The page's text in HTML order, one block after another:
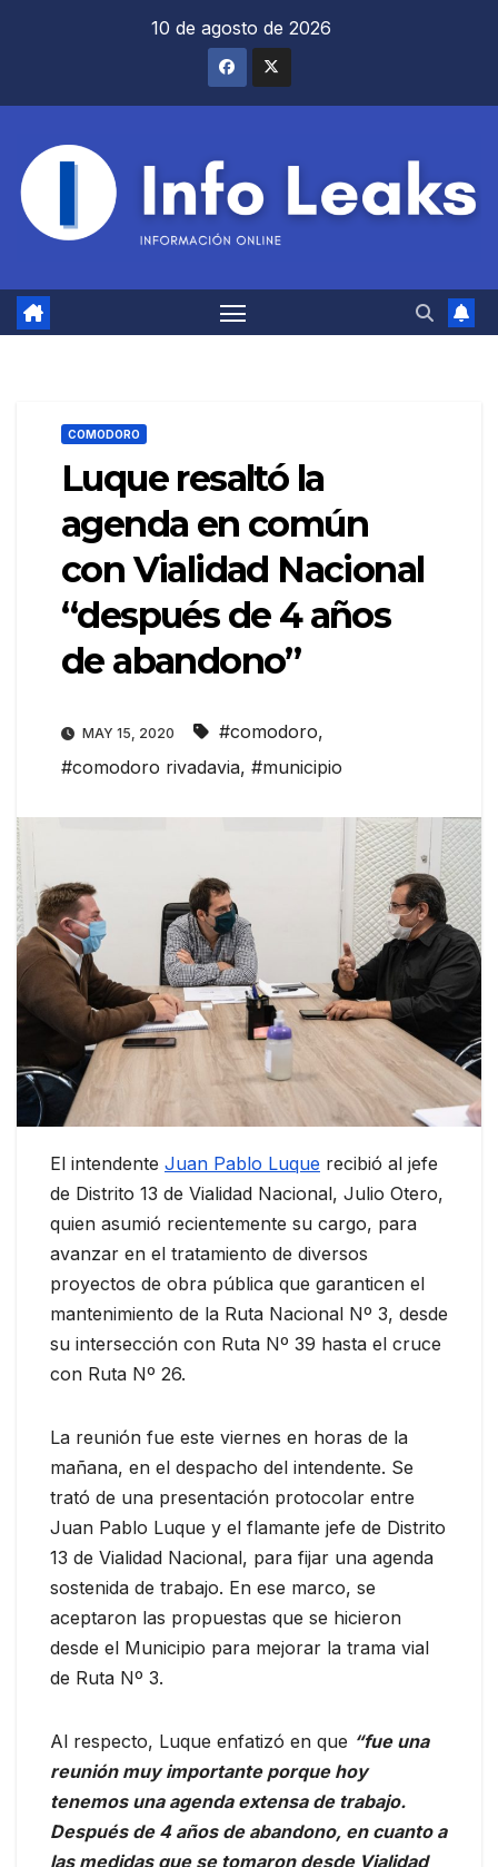
10 de agosto de 2026
COMODORO
Luque resaltó la
agenda en común
con Vialidad Nacional
“después de 4 años
de abandono”
MAY 15, 2020 #comodoro,
#comodoro rivadavia, #municipio
El intendente Juan Pablo Luque recibió al jefe
de Distrito 13 de Vialidad Nacional, Julio Otero,
quien asumió recientemente su cargo, para
avanzar en el tratamiento de diversos
proyectos de obra pública que garanticen el
mantenimiento de la Ruta Nacional Nº 3, desde
su intersección con Ruta Nº 39 hasta el cruce
con Ruta Nº 26.
La reunión fue este viernes en horas de la
mañana, en el despacho del intendente. Se
trató de una presentación protocolar entre
Juan Pablo Luque y el flamante jefe de Distrito
13 de Vialidad Nacional, para fijar una agenda
sostenida de trabajo. En ese marco, se
aceptaron las propuestas que se hicieron
desde el Municipio para mejorar la trama vial
de Ruta Nº 3.
Al respecto, Luque enfatizó en que “fue una
reunión muy importante porque hoy
tenemos una agenda extensa de trabajo.
Después de 4 años de abandono, en cuanto a
las medidas que se tomaron desde Vialidad